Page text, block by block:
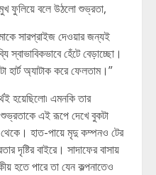
ফুলিয়ে বলে উঠলো শুভ্রতা,
সারপ্রাইজ দেওয়ার জন্যই
হেঁটে বেড়াচ্ছো।
হার্ট অ্যাটাক করে ফেলতাম।”
হয়েছিলো৷ এমনকি তার
শুভ্রতাকে এই রূপে দেখে বুকটা
হাত-পায়ে মৃদু কম্পনও টের
দৃষ্টির বাইরে। সাদাফের বাসায়
হতে পারে তা যেন কল্পনাতেও